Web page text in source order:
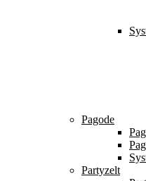
Pagode
Partyzelt